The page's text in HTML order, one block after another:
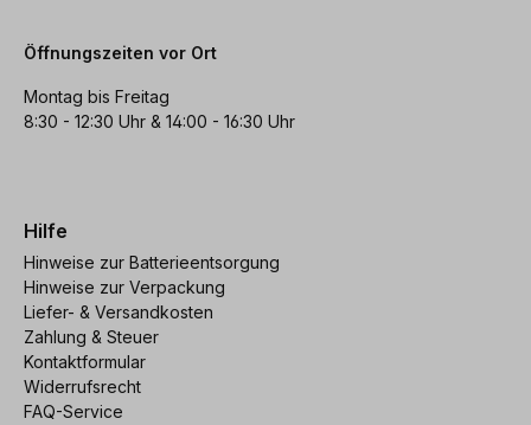
Öffnungszeiten vor Ort
Montag bis Freitag
8:30 - 12:30 Uhr & 14:00 - 16:30 Uhr
Hilfe
Hinweise zur Batterieentsorgung
Hinweise zur Verpackung
Liefer- & Versandkosten
Zahlung & Steuer
Kontaktformular
Widerrufsrecht
FAQ-Service